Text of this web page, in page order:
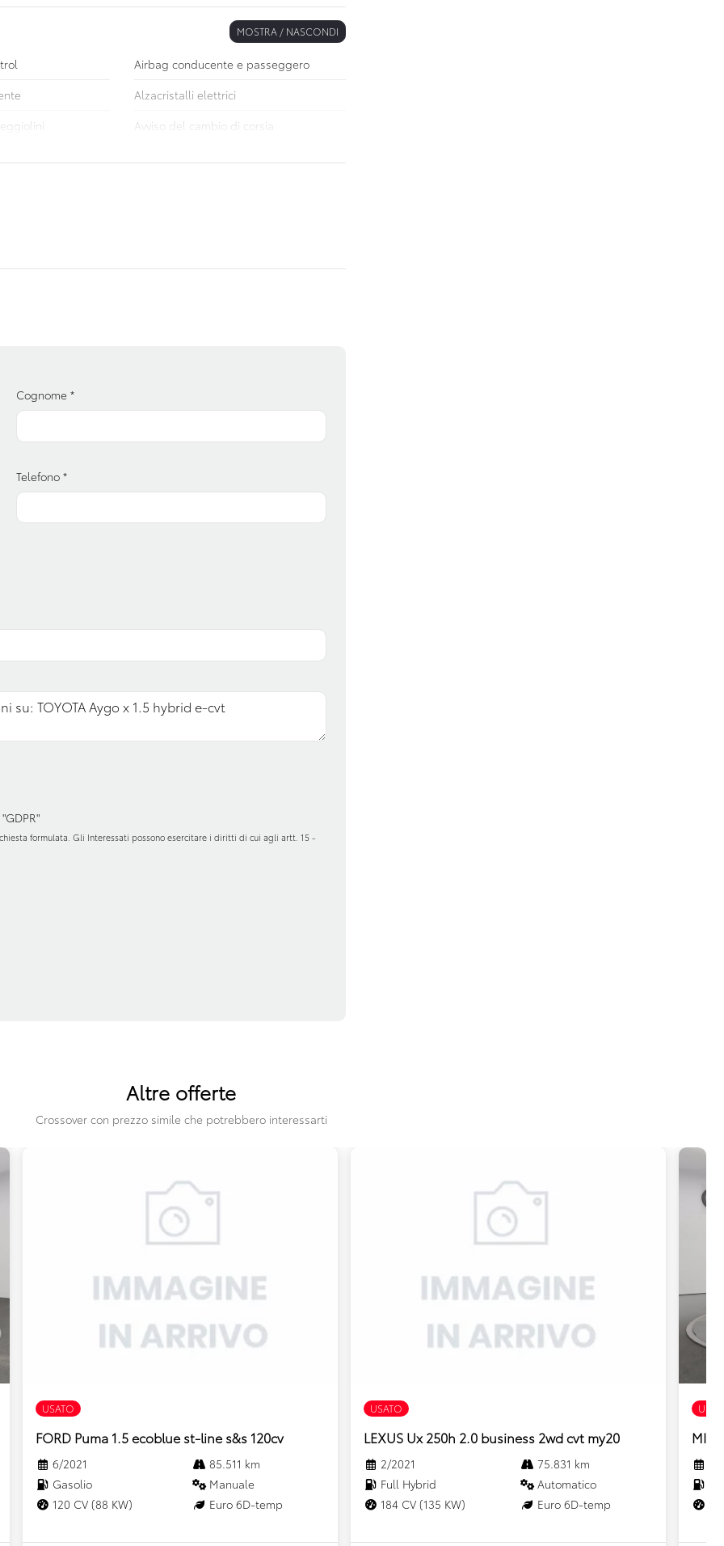
MOSTRA / NASCONDI
Airbag conducente e passeggero
Alzacristalli elettrici
Avviso del cambio di corsia
Sistema di riconoscimento stanchezza
Cognome *
Telefono *
formulata. Gli Interessati possono esercitare i diritti di cui agli artt. 15 -
Altre offerte
Crossover con prezzo simile che potrebbero interessarti
USATO
FORD Puma 1.5 ecoblue st-line s&s 120cv
6/2021
85.511 km
Gasolio
Manuale
120 CV (88 KW)
Euro 6D-temp
USATO
LEXUS Ux 250h 2.0 business 2wd cvt my20
2/2021
75.831 km
Full Hybrid
Automatico
184 CV (135 KW)
Euro 6D-temp